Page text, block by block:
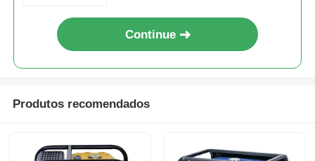
Continue
Produtos recomendados